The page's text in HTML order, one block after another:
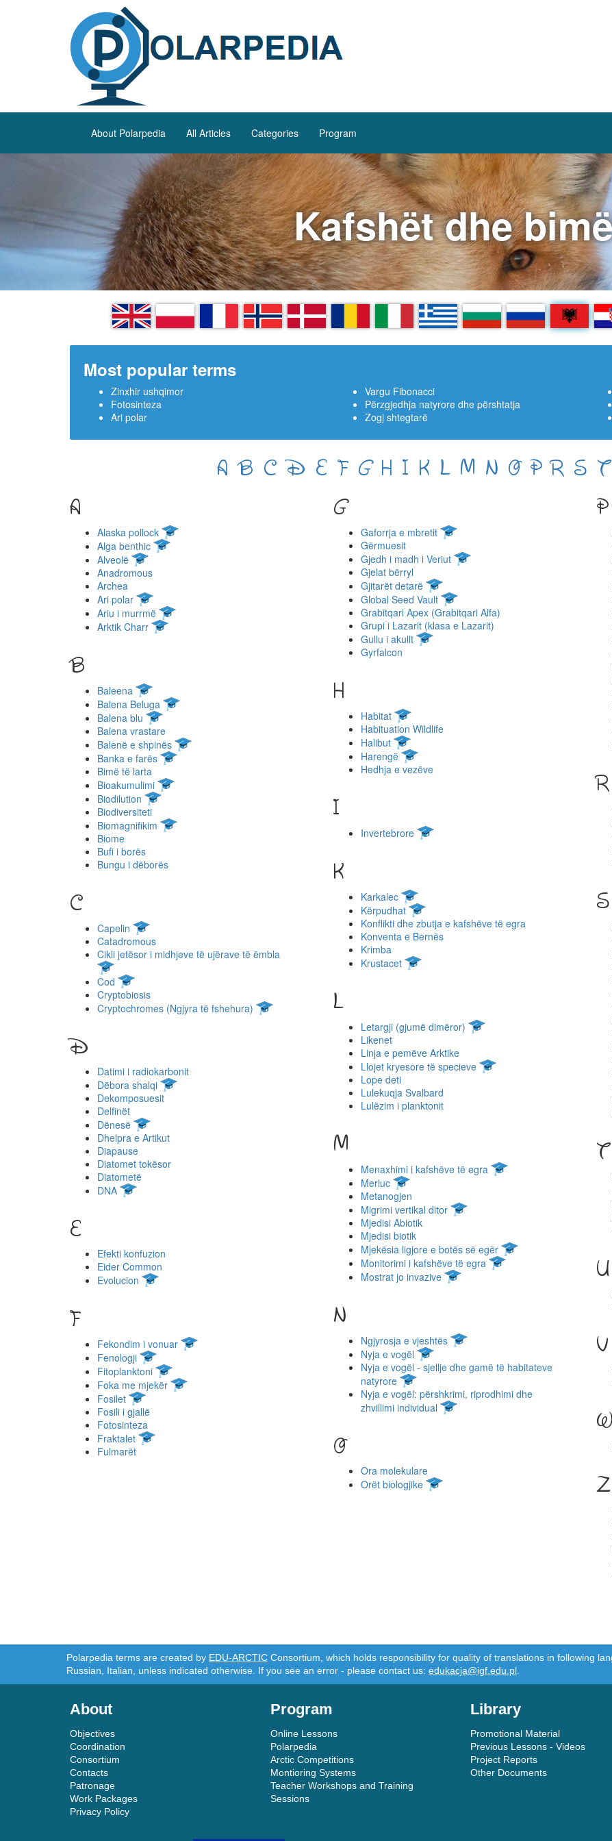
About Polarpedia All Articles Categories Program
Kafshët dhe
EN NN EL BG RU SQ
Most popular terms
Zinxhir ushqimor
Fotosinteza
Ari polar
Vargu Fibonacci
Përzgjedhja natyrore dhe përshtatja
Zogj shtegtarë
A B C D E F G H I K L M N O P R S T
A
Alaska pollock
Alga benthic
Alveolë
Anadromous
Archea
Ari polar
Ariu i murrmë
Arktik Charr
B
Baleena
Balena Beluga
Balena blu
Balena vrastare
Balenë e shpinës
Banka e farës
Bimë të larta
Bioakumulimi
Biodilution
Biodiversiteti
Biomagnifikim
Biome
Bufi i borës
Bungu i dëborës
C
Capelin
Catadromous
Cikli jetësor i midhjeve të ujërave të ëmbla
Cod
Cryptobiosis
Cryptochromes (Ngjyra të fshehura)
D
Datimi i radiokarbonit
Dëbora shalqi
Dekomposuesit
Delfinët
Dënesë
Dhelpra e Artikut
Diapause
Diatomet tokësor
Diatometë
DNA
E
Efekti konfuzion
Eider Common
Evolucion
F
Fekondim i vonuar
Fenologji
Fitoplanktoni
Foka me mjekër
Fosilet
Fosili i gjallë
Fotosinteza
Fraktalet
Fulmarët
G
Gaforrja e mbretit
Gërmuesit
Gjedh i madh i Veriut
Gjelat bërryl
Gjitarët detarë
Global Seed Vault
Grabitqari Apex (Grabitqari Alfa)
Grupi i Lazarit (klasa e Lazarit)
Gullu i akullt
Gyrfalcon
H
Habitat
Habituation Wildlife
Halibut
Harengë
Hedhja e vezëve
I
Invertebrore
K
Karkalec
Kërpudhat
Konflikti dhe zbutja e kafshëve të egra
Konventa e Bernës
Krimba
Krustacet
L
Letargji (gjumë dimëror)
Likenet
Linja e pemëve Arktike
Llojet kryesore të specieve
Lope deti
Lulekuqja Svalbard
Lulëzim i planktonit
M
Menaxhimi i kafshëve të egra
Merluc
Metanogjen
Migrimi vertikal ditor
Mjedisi Abiotik
Mjedisi biotik
Mjekësia ligjore e botës së egër
Monitorimi i kafshëve të egra
Mostrat jo invazive
N
Ngjyrosja e vjeshtës
Nyja e vogël
Nyja e vogël - sjellje dhe gamë të habitateve
natyrore
Nyja e vogël: përshkrimi, riprodhimi dhe
zhvillimi individual
O
Ora molekulare
Orët biologjike
P
R
S
T
U
V
W
Z
Polarpedia terms are created by EDU-ARCTIC Consortium, which holds responsibility for quality of translations in following
Russian, Italian, unless indicated otherwise. If you see an error - please contact us: edukacja@igf.edu.pl
About
Objectives
Coordination
Consortium
Contacts
Patronage
Work Packages
Privacy Policy
Program
Online Lessons
Polarpedia
Arctic Competitions
Montioring Systems
Teacher Workshops and Training
Sessions
Library
Promotional Material
Previous Lessons - Videos
Project Reports
Other Documents